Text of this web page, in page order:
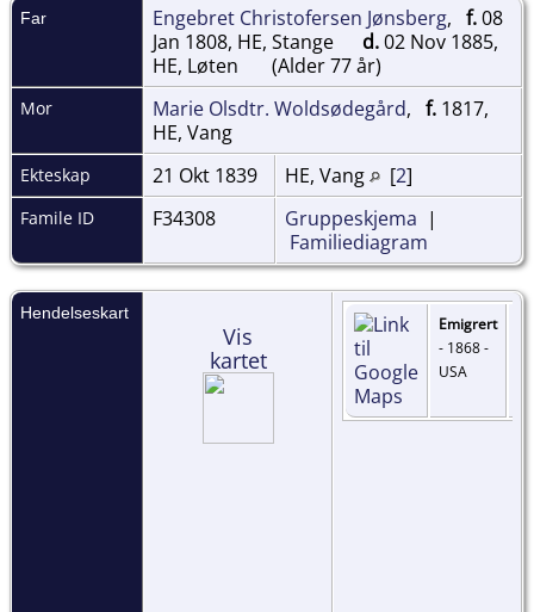
Far Engebret Christofersen Jønsberg, f.08
Jan 1808, HE, Stange
d.02 Nov 1885,
HE, Løten
(Alder 77 år)
Mor Marie Olsdtr. Woldsødegård, f. 1817,
HE, Vang
Ekteskap 21 Okt 1839 HE, Vang [2]
Famile ID F34308 Gruppeskjema |
Familiediagram
Hendelseskart
Vis
kartet
Emigrert
- 1868 -
USA